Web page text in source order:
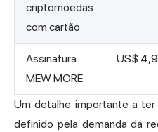
criptomoedas
com cartão
Assinatura
MEW MORE
US$
Um detalhe importante a
definido pela demanda da